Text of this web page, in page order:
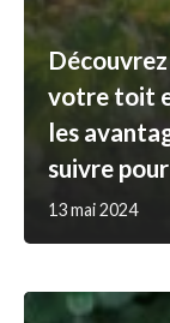
votre toit
les
suivre
13 mai 2024